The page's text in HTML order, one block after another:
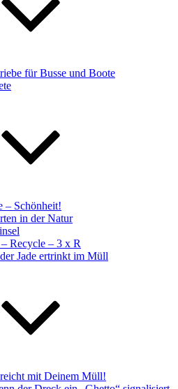
für Busse und Boote
– Schönheit!
in der Natur
Recycle – 3 x R
Jade ertrinkt im Müll
mit Deinem Müll!